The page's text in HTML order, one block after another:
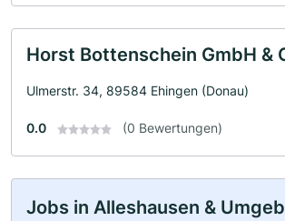
Horst Bottenschein GmbH &
Ulmerstr. 34, 89584 Ehingen (Donau)
0.0 (0 Bewertungen)
Jobs in Alleshausen &